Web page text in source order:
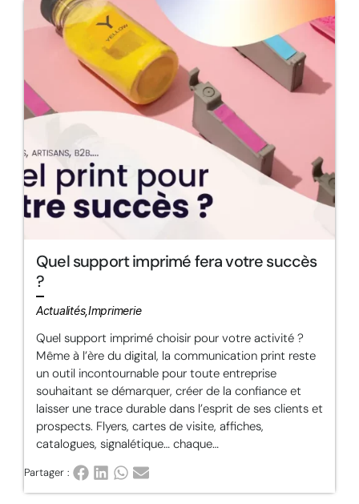
Quel support imprimé fera votre succès
?
Actualités,Imprimerie
Quel support imprimé choisir pour votre activité ?
Même à l’ère du digital, la communication print reste
un outil incontournable pour toute entreprise
souhaitant se démarquer, créer de la confiance et
laisser une trace durable dans l’esprit de ses clients et
prospects. Flyers, cartes de visite, affiches,
catalogues, signalétique… chaque…
Partager :